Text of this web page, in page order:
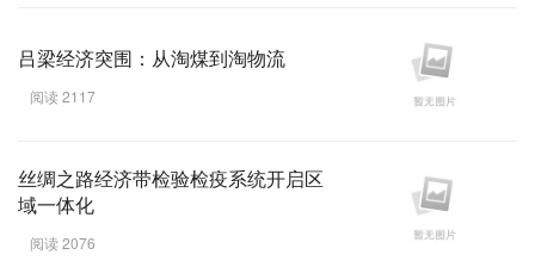
吕梁经济突围：从淘煤到淘物流
阅读 2117
丝绸之路经济带检验检疫系统开启区
域一体化
阅读 2076